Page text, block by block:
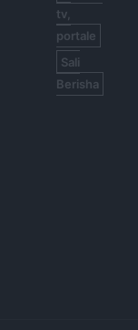
tv,
portale
Sali
Berisha